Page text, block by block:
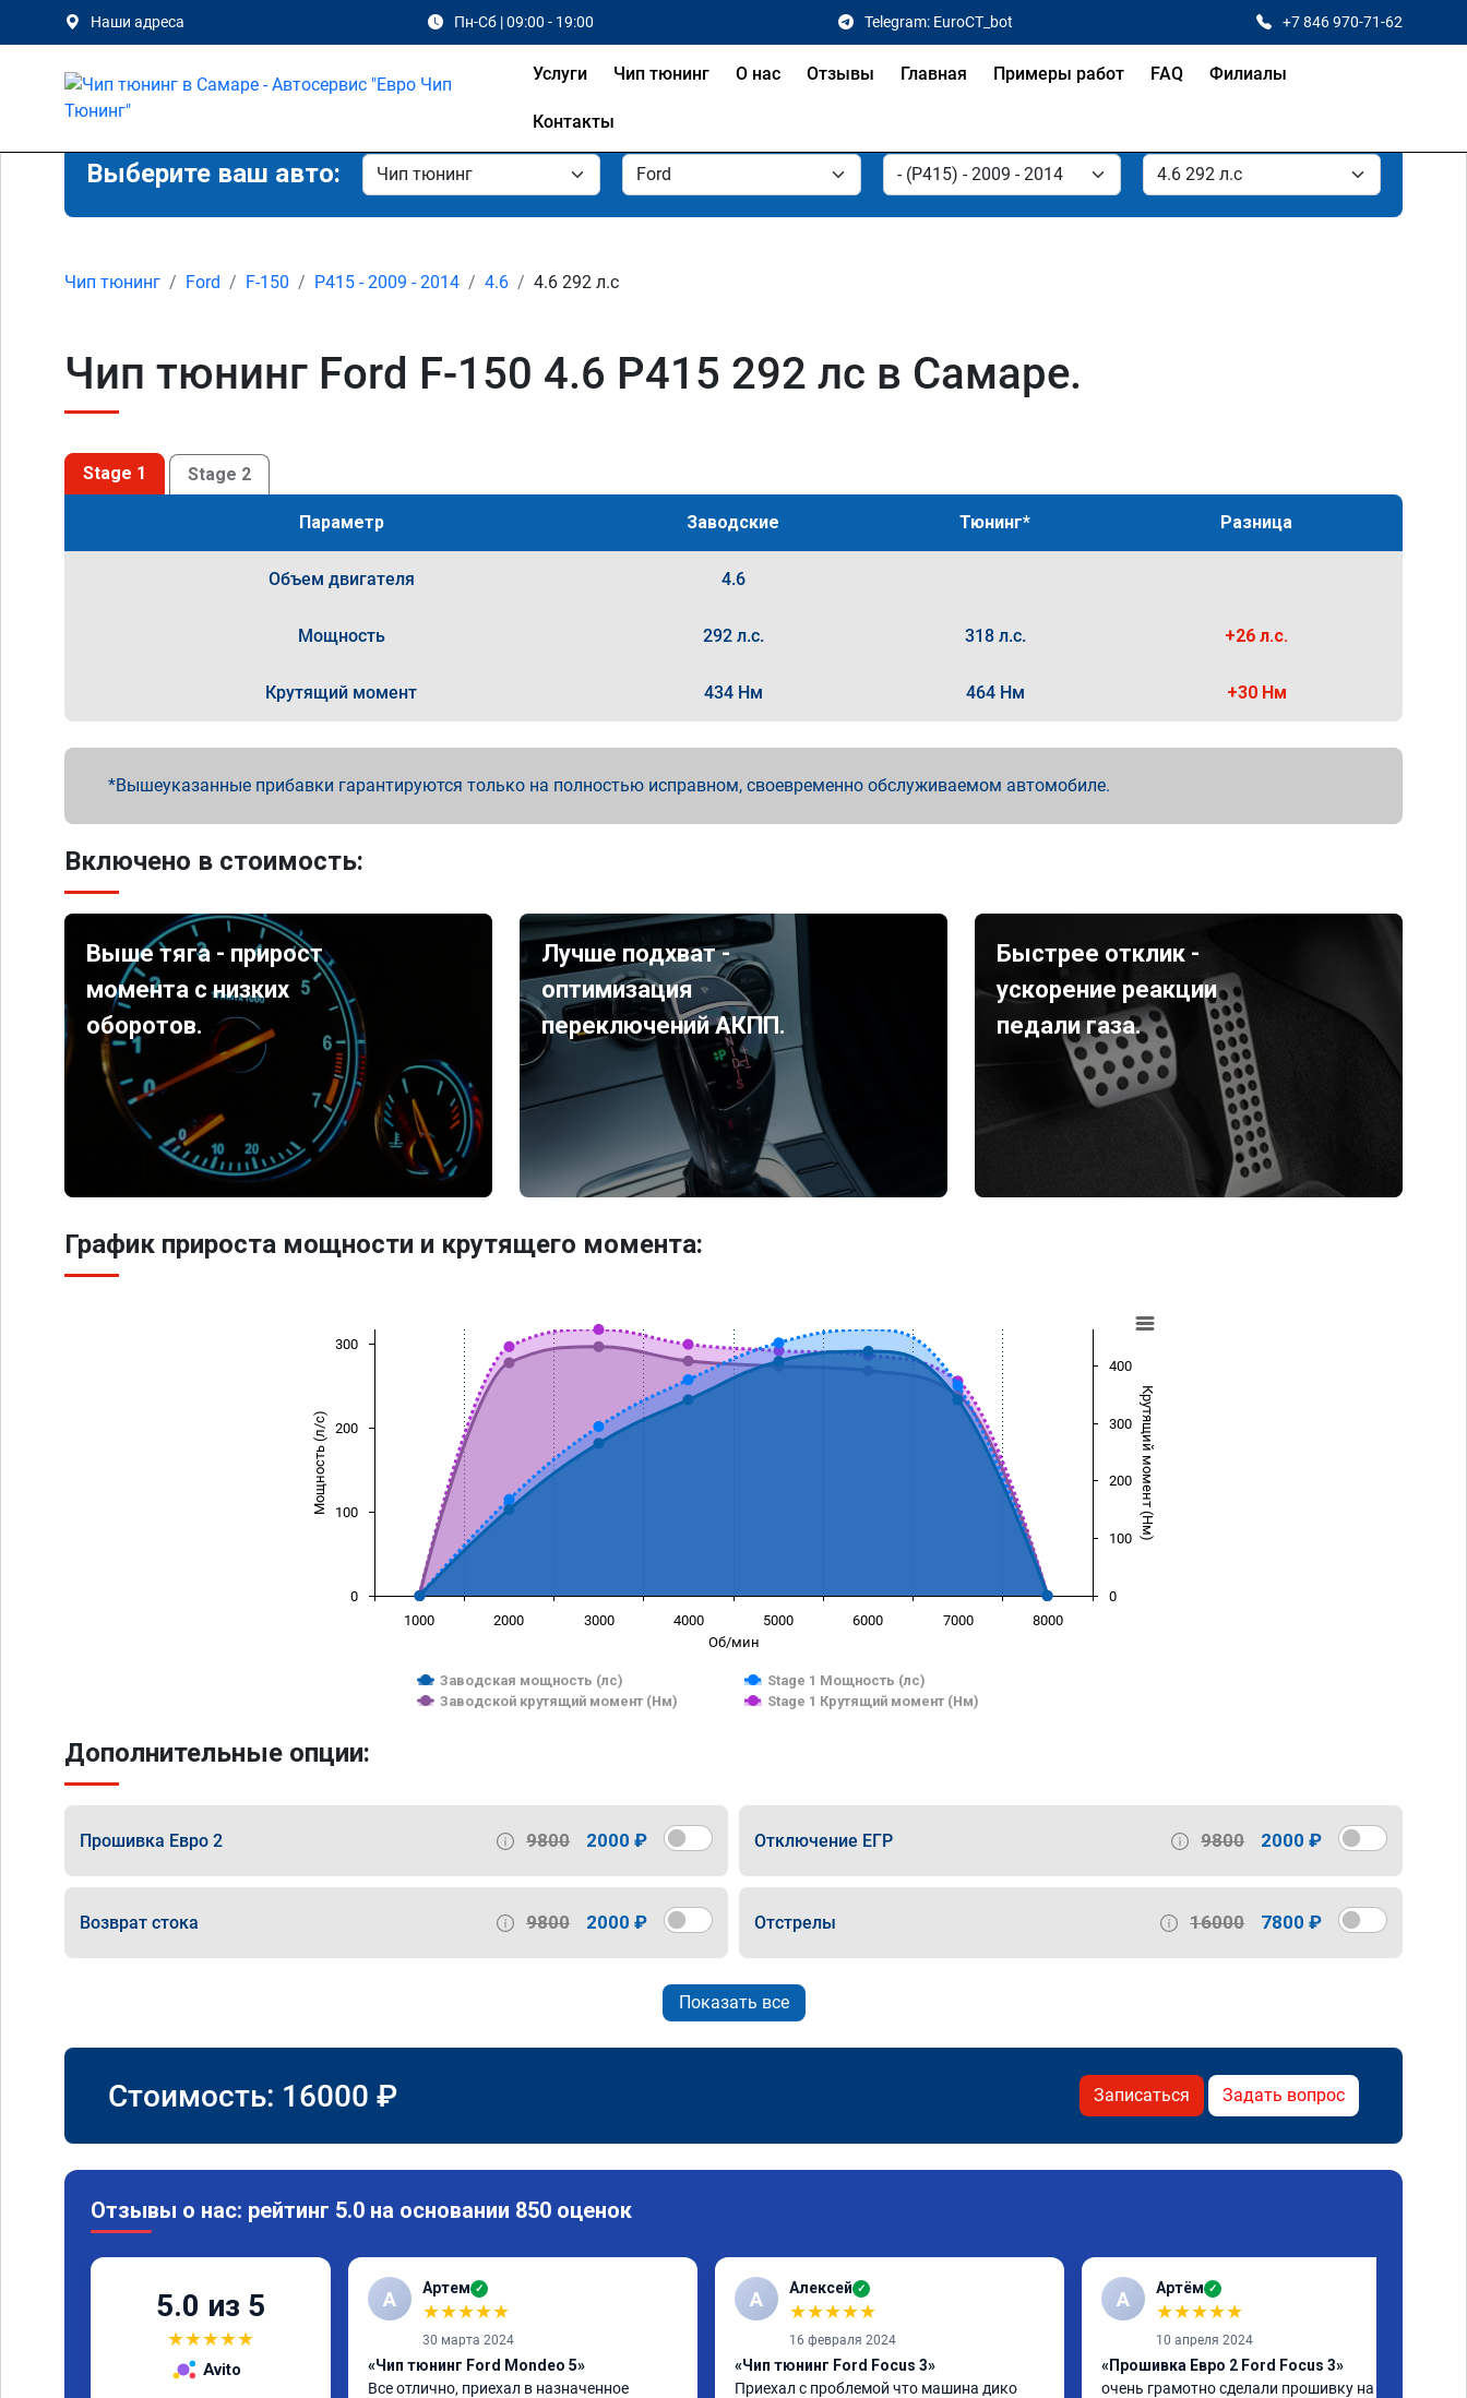
Наши адреса Пн-Сб | 09:00 - 19:00 Telegram: EuroCT_bot +7 846 970-71-62
Услуги Чип тюнинг О нас Отзывы Главная Примеры работ FAQ Филиалы
Контакты
Выберите ваш авто:
Чип тюнинг Ford F-150 P415 - 2009 - 2014 4.6 4.6 292 л.с
Чип тюнинг Ford F-150 4.6 P415 292 лс в Самаре.
Stage 1 Stage 2
Параметр Заводские Тюнинг* Разница
Объем двигателя 4.6
Мощность 292 л.с. 318 л.с. +26 л.с.
Крутящий момент 434 Нм 464 Нм +30 Нм
Вышеуказанные прибавки гарантируются только на полностью исправном, своевременно обслуживаемом автомобиле.
Включено в стоимость:
Выше тяга - прирост
момента с низких
оборотов.
Лучше подхват -
оптимизация
переключений АКПП.
Быстрее отклик -
ускорение реакции
педали газа.
График прироста мощности и крутящего момента:
Об/мин
Мощность (л/с) Крутящий момент (Нм)
Заводская мощность (лс)
Stage 1 Мощность (лс)
Заводской крутящий момент (Нм)
Stage 1 Крутящий момент (Нм)
1000 2000 3000 4000 5000 6000 7000 8000
0
100
200
300
0
100
200
300
400
Дополнительные опции:
Прошивка Евро 2 9800 2000 ₽ Отключение ЕГР 9800 2000 ₽
Возврат стока 9800 2000 ₽ Отстрелы 16000 7800 ₽
Показать все
Стоимость: 16000 ₽ Записаться Задать вопрос
Отзывы о нас: рейтинг 5.0 на основании 850 оценок
5.0 из 5
★★★★★
Avito
А Артем ✓
★★★★★
30 марта 2024
«Чип тюнинг Ford Mondeo 5»
Все отлично, приехал в назначенное
А Алексей ✓
★★★★★
16 февраля 2024
«Чип тюнинг Ford Focus 3»
Приехал с проблемой что машина дико
А Артём ✓
★★★★★
10 апреля 2024
«Прошивка Евро 2 Ford Focus 3»
очень грамотно сделали прошивку на